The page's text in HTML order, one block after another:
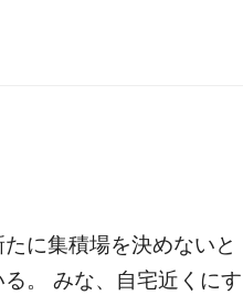
に集積場を決めないと
。 みな、自宅近くにす